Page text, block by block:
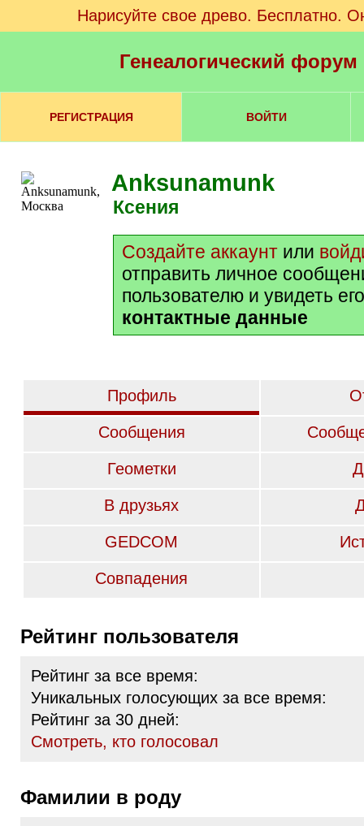
Нарисуйте свое древо. Бесплатно.
Генеалогический
РЕГИСТРАЦИЯ ВОЙТИ
Anksunamunk
Ксения
Создайте аккаунт или
отправить личное
пользователю и увидеть
контактные данные
Профиль
Сообщения
Геометки
В друзьях
GEDCOM
Совпадения
Рейтинг пользователя
Рейтинг за все время:
Уникальных голосующих за все время:
Рейтинг за 30 дней:
Cмотреть, кто голосовал
Фамилии в роду